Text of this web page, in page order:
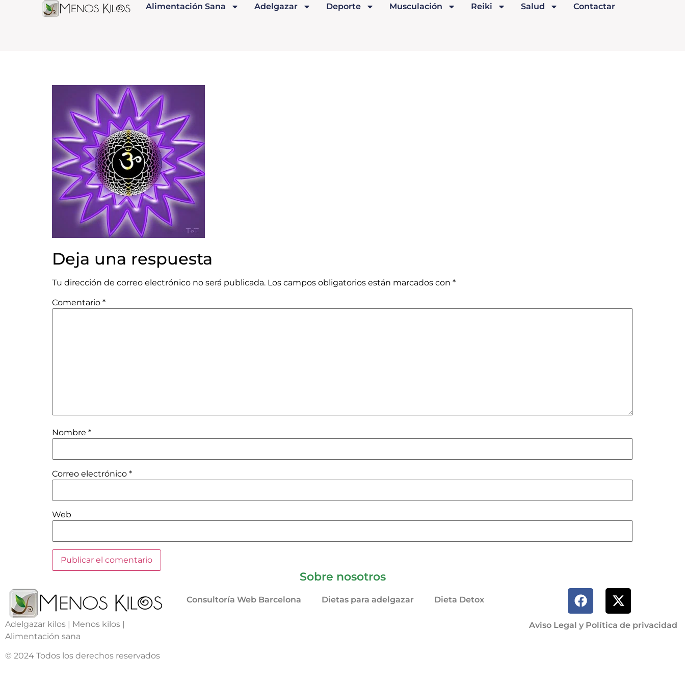
Alimentación Sana Adelgazar Deporte Musculación Reiki Salud Contactar
Deja una respuesta
Tu dirección de correo electrónico no será publicada. Los campos obligatorios están marcados con *
Comentario *
Nombre *
Correo electrónico *
Web
Adelgazar kilos | Menos kilos |
Alimentación sana
© 2024 Todos los derechos reservados
Sobre nosotros
Consultoría Web Barcelona Dietas para adelgazar Dieta Detox
Aviso Legal y Política de privacidad